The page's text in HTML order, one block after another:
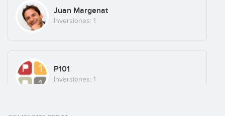
Juan Margenat
Inversiones: 1
P101
Inversiones: 1